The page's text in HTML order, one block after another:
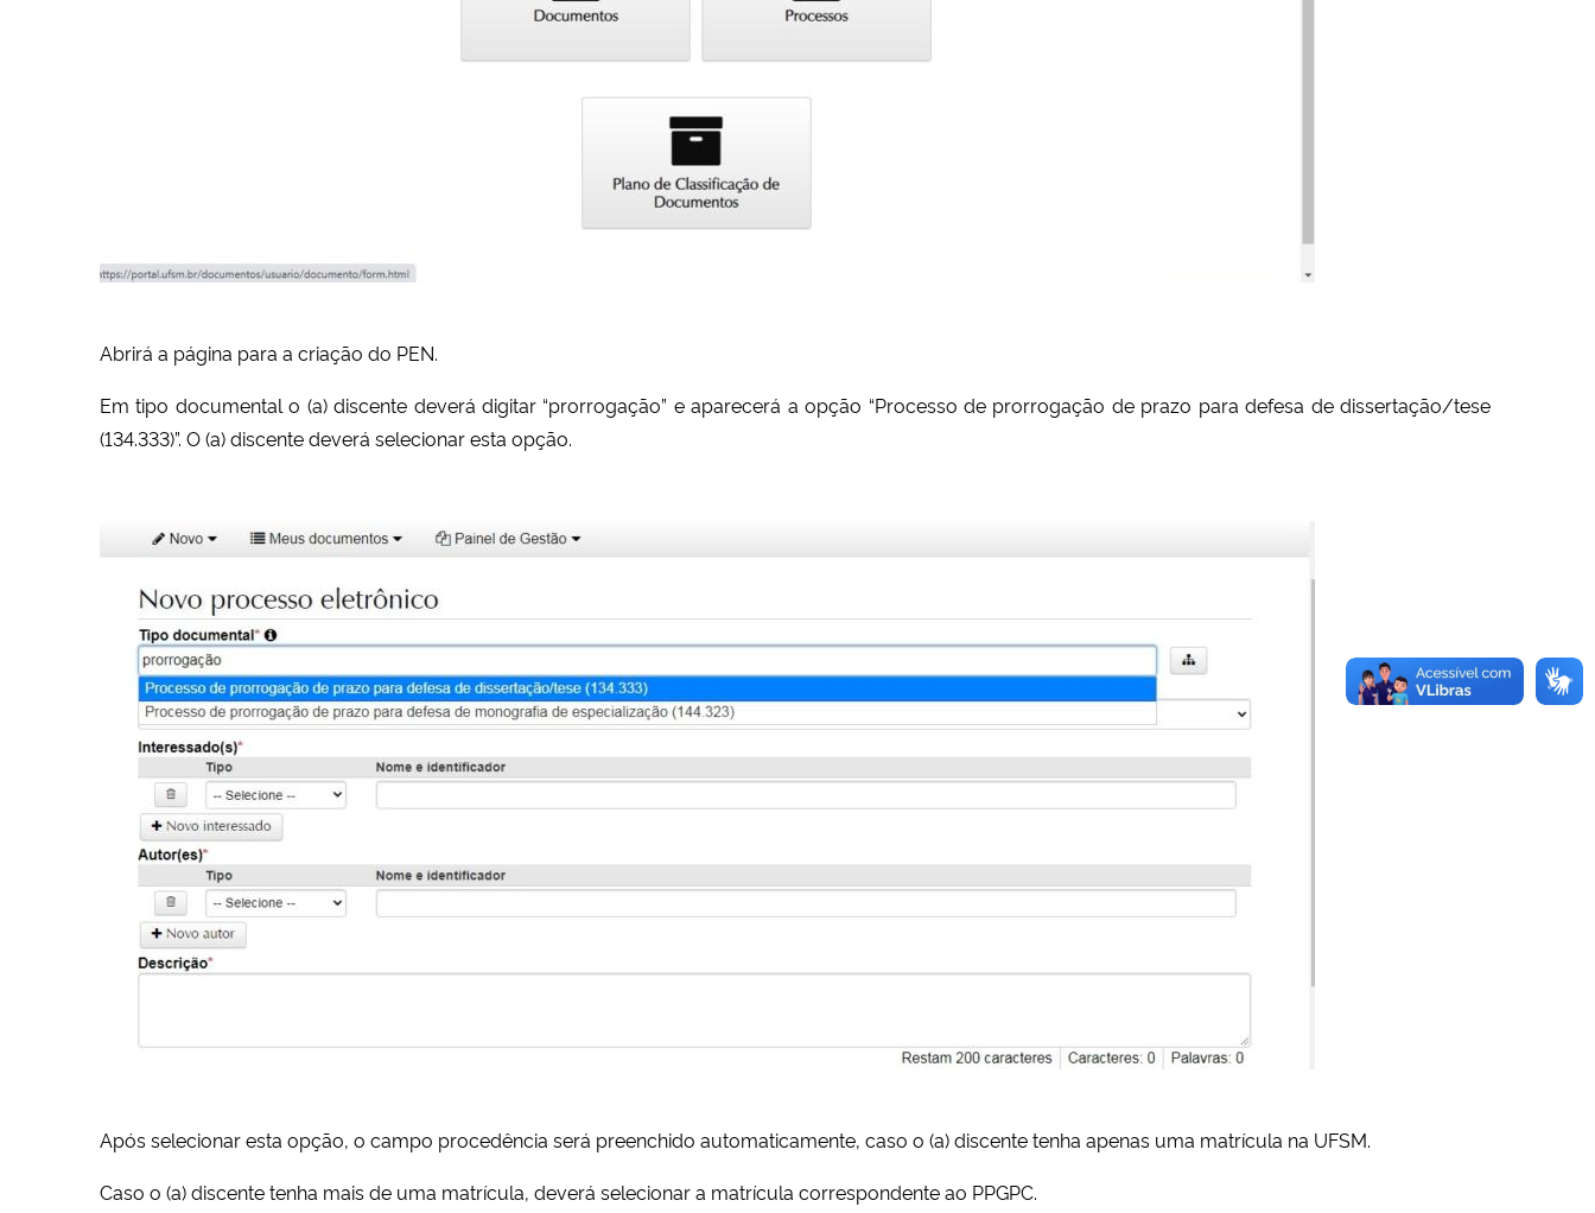
Abrirá a página para a criação do PEN.
Em tipo documental o (a) discente deverá digitar “prorrogação” e aparecerá a opção “Processo de prorrogação de prazo para defesa de dissertação/tese
(134.333)”. O (a) discente deverá selecionar esta opção.
Após selecionar esta opção, o campo procedência será preenchido automaticamente, caso o (a) discente tenha apenas uma matrícula na UFSM.
Caso o (a) discente tenha mais de uma matrícula, deverá selecionar a matrícula correspondente ao PPGPC.